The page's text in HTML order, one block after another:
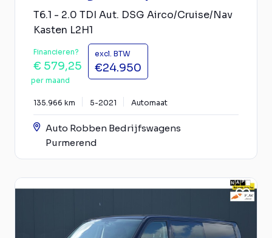
T6.1 - 2.0 TDI Aut. DSG Airco/Cruise/Nav
Kasten L2H1
Financieren?
€ 579,25
per maand
excl. BTW
€24.950
135.966 km 5-2021 Automaat
Auto Robben Bedrijfswagens
Purmerend